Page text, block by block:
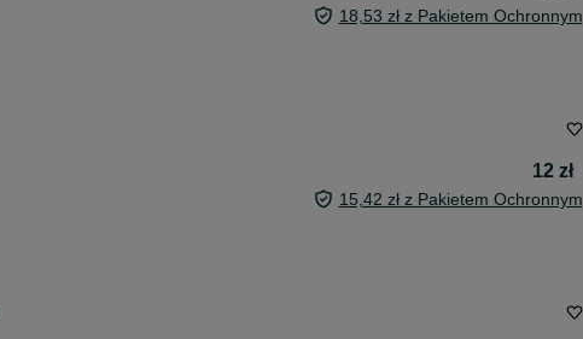
18,53 zł z Pakietem Ochronnym
12 zł
15,42 zł z Pakietem Ochronnym